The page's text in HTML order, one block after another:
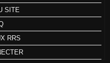
SITE
RRS